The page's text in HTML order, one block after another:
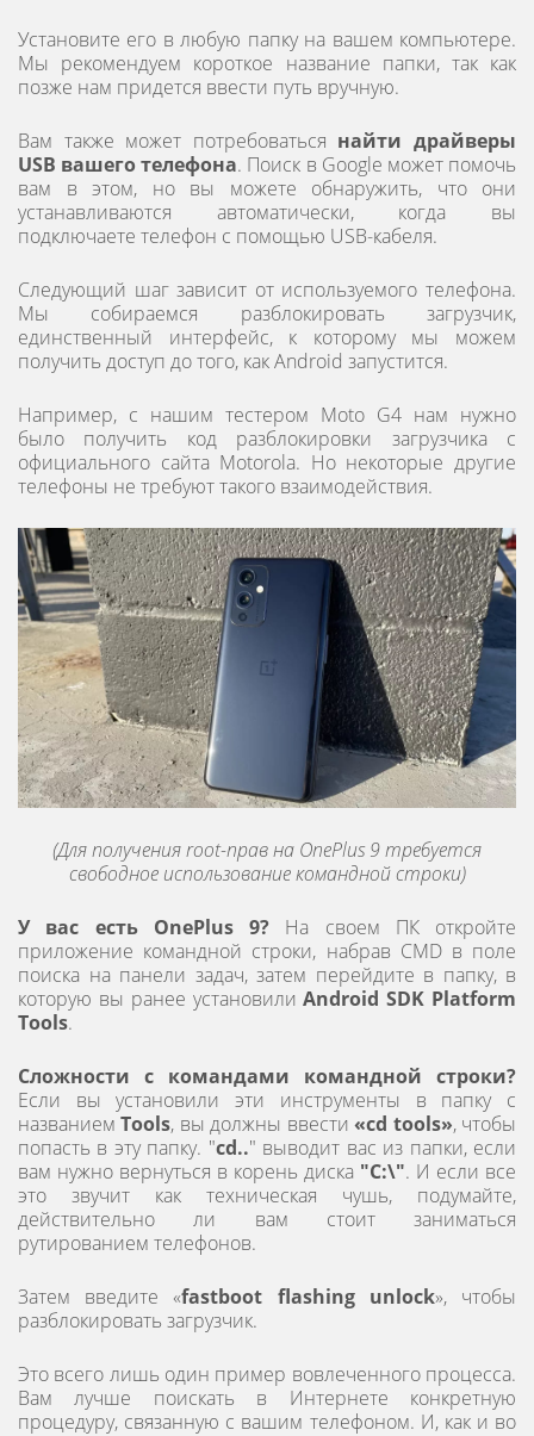
Установите его в любую папку на вашем компьютере.
Мы рекомендуем короткое название папки, так как
позже нам придется ввести путь вручную.
Вам также может потребоваться найти драйверы
USB вашего телефона. Поиск в Google может помочь
вам в этом, но вы можете обнаружить, что они
устанавливаются автоматически, когда вы
подключаете телефон с помощью USB-кабеля.
Следующий шаг зависит от используемого телефона.
Мы собираемся разблокировать загрузчик,
единственный интерфейс, к которому мы можем
получить доступ до того, как Android запустится.
Например, с нашим тестером Moto G4 нам нужно
было получить код разблокировки загрузчика с
официального сайта Motorola. Но некоторые другие
телефоны не требуют такого взаимодействия.
(Для получения root-прав на OnePlus 9 требуется
свободное использование командной строки)
У вас есть OnePlus 9? На своем ПК откройте
приложение командной строки, набрав CMD в поле
поиска на панели задач, затем перейдите в папку, в
которую вы ранее установилиAndroid SDK Platform
Tools.
Сложности с командами командной строки?
Если вы установили эти инструменты в папку с
названиемTools, вы должны ввести«cd tools», чтобы
попасть в эту папку. "cd.." выводит вас из папки, если
вам нужно вернуться в корень диска "C:\". И если все
это звучит как техническая чушь, подумайте,
действительно ли вам стоит заниматься
рутированием телефонов.
Затем введите «fastboot flashing unlock», чтобы
разблокировать загрузчик.
Это всего лишь один пример вовлеченного процесса.
Вам лучше поискать в Интернете конкретную
процедуру, связанную с вашим телефоном. И, как и во